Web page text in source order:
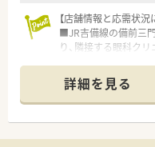
■調剤業務とOTC業務
広げたい方
■店舗の皆で目標に
【店舗情報と応需状況
■JR吉備線の備前三
り、隣接する眼科ク
■1日あたりの処方箋
おり、薬剤師は常勤
います。
■広域処方箋も受け
詳細を見る